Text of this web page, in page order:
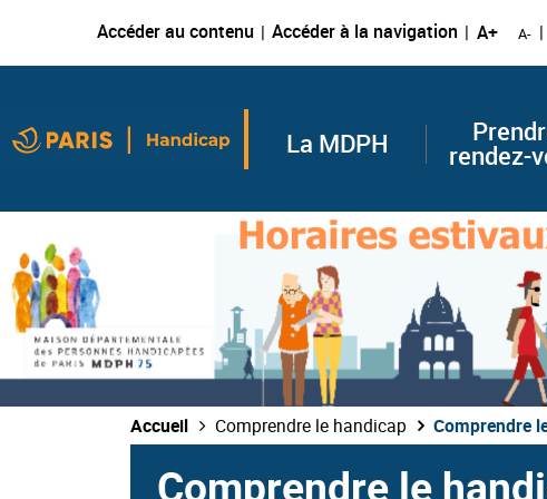
Accéder au contenu Accéder à la navigation A+ A-
La MDPH
rendez-
Accueil Comprendre le handicap Comprendre
Comprendre le